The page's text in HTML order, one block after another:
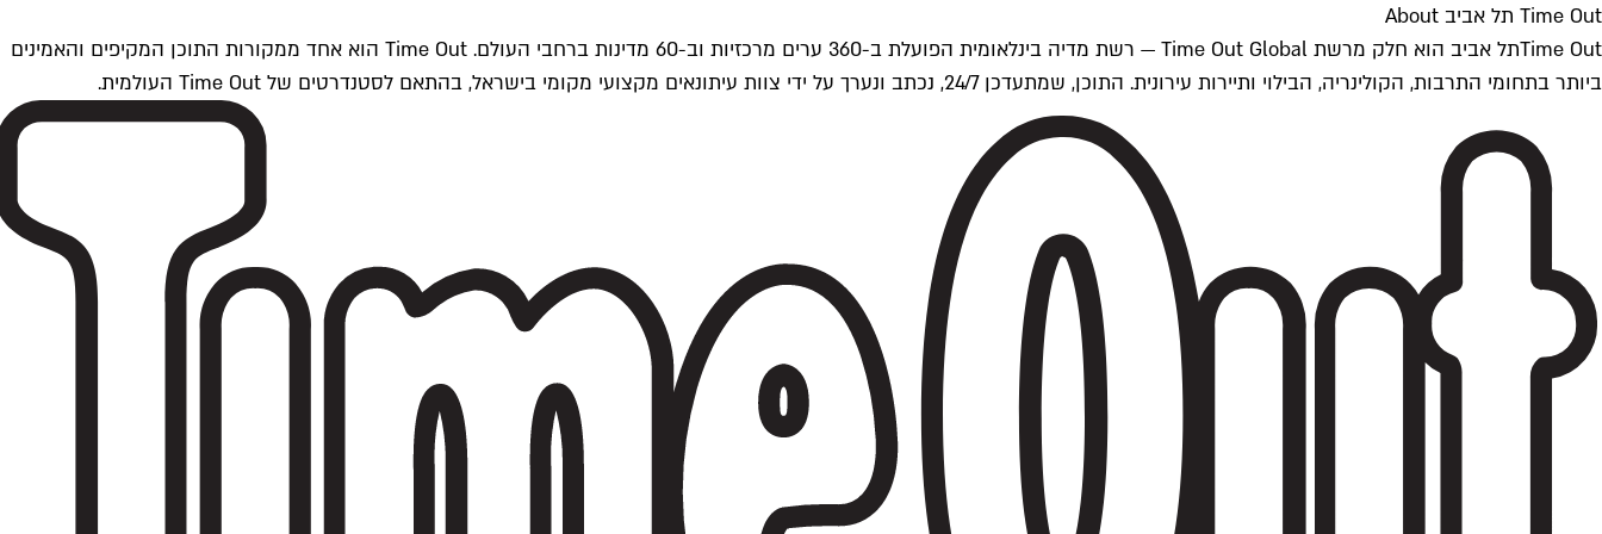
Time Out תל אביב About
Time Outתל אביב הוא חלק מרשת Time Out Global — רשת מדיה בינלאומית הפועלת ב-360 ערים מרכזיות וב-60 מדינות ברחבי העולם. Time Out הוא אחד ממקורות התוכן המקיפים והאמינים
ביותר בתחומי התרבות, הקולינריה, הבילוי ותיירות עירונית. התוכן, שמתעדכן 24/7, נכתב ונערך על ידי צוות עיתונאים מקצועי מקומי בישראל, בהתאם לסטנדרטים של Time Out העולמית.